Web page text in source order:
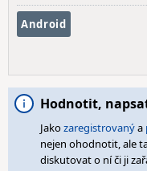
Android
Hodnotit,
Jakozaregistrovanýa
nejen ohodnotit, ale
diskutovat o ní či ji